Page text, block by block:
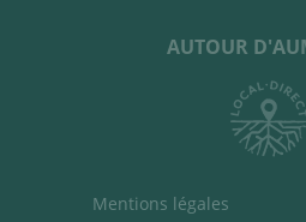
AUTOUR
Mentions légales